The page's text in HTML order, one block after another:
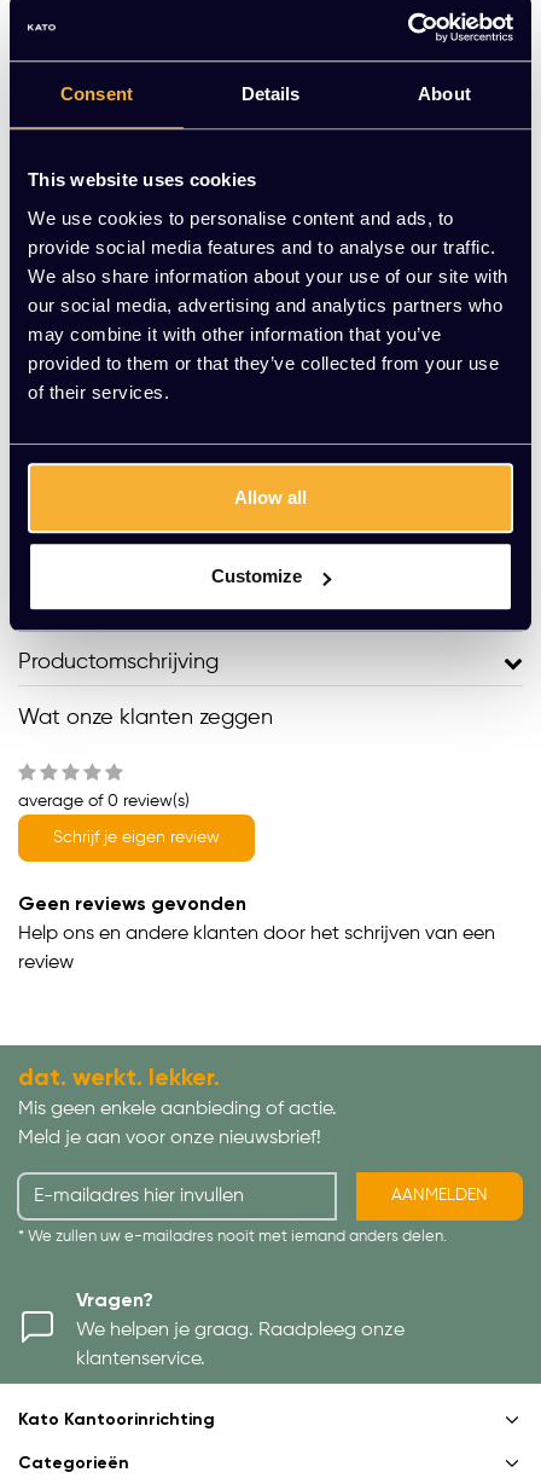
Consent Details About
This website uses cookies
We use cookies to personalise content and ads, to
provide social media features and to analyse our traffic.
We also share information about your use of our site with
our social media, advertising and analytics partners who
may combine it with other information that you’ve
provided to them or that they’ve collected from your use
of their services.
Allow all
Customize
Framekleur:*
Op voorraad
Aantal - +
Vraag jouw persoonlijke aanbieding aan
Gratis montage
Meer dan 20 jaar ervaring
Productomschrijving
Wat onze klanten zeggen
average of 0 review(s)
Schrijf je eigen review
Geen reviews gevonden
Help ons en andere klanten door het schrijven van een
review
dat. werkt. lekker.
Mis geen enkele aanbieding of actie.
Meld je aan voor onze nieuwsbrief!
AANMELDEN
* We zullen uw e-mailadres nooit met iemand anders delen.
Vragen?
We helpen je graag. Raadpleeg onze
klantenservice.
Kato Kantoorinrichting
Categorieën